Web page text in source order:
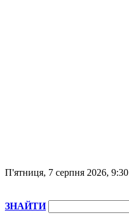
П'ятниця, 7 серпня 2026, 9:30
ЗНАЙТИ